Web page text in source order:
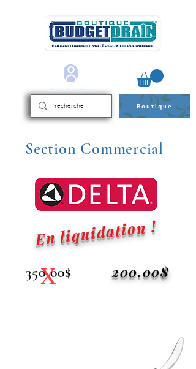
Boutique
Zone Membres
Section Commercial
En liquidation !
350.00$
X 200.00$